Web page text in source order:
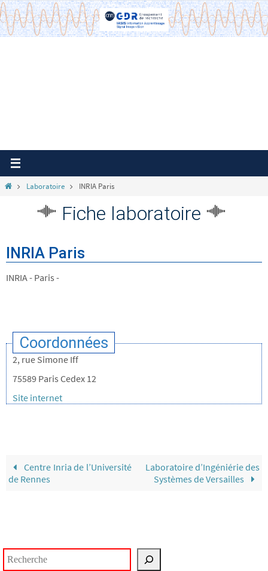
Passer
vers
le
HomeLaboratoire INRIA Paris
Fiche laboratoire
INRIA Paris
INRIA - Paris -
Coordonnées
2, rue Simone Iff
75589 Paris Cedex 12
Site internet
Centre Inria de l’Université
de Rennes
Laboratoire d’Ingéniérie des
Systèmes de Versailles